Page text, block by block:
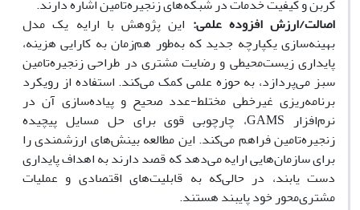
کربن و کیفیت خدمات در شبکه‌های زنجیره‌تامین اشاره دارند.
اصالت/ارزش افزوده علمی: این پژوهش با ارایه یک مدل
بهینه‌سازی یکپارچه جدید که به‌طور هم‌زمان به کارایی هزینه،
پایداری زیست‌محیطی و رضایت مشتری در طراحی زنجیره‌تامین
سبز می‌پردازد، به حوزه علمی کمک می‌کند. استفاده از رویکرد
برنامه‌ریزی غیرخطی مختلط-عدد صحیح و پیاده‌سازی آن در
نرم‌افزار GAMS، چارچوبی قوی برای حل مسایل پیچیده
زنجیره‌تامین فراهم می‌کند. این مطالعه بینش‌های ارزشمندی را
برای سازمان‌هایی ارایه می‌دهد که قصد دارند به اهداف پایداری
دست یابند، در حالی‌که به قابلیت‌های اقتصادی و عملیات
مشتری‌محور خود پایبند هستند.